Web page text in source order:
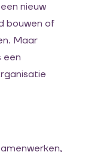
nieuw
bouwen of
Maar
een